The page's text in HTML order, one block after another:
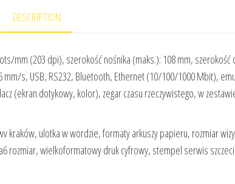
DESCRIPTION
mm (203 dpi), szerokość nośnika (maks.): 108 mm, szerokość
s, USB, RS232, Bluetooth, Ethernet (10/100/1000 Mbit),
(ekran dotykowy, kolor), zegar czasu rzeczywistego, w
ulotka w wordzie, formaty arkuszy papieru, rozmiar
rozmiar, wielkoformatowy druk cyfrowy, stempel serwis